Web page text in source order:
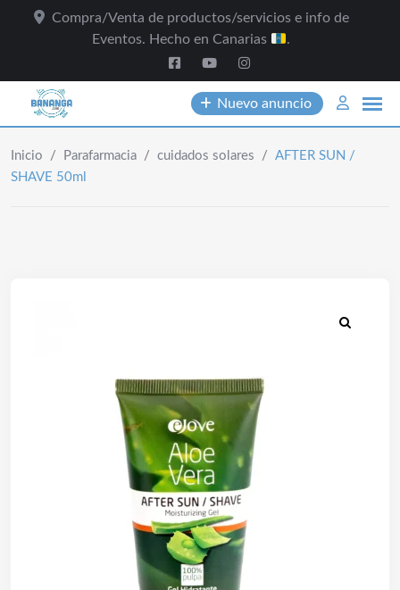
Compra/Venta de productos/servicios e info de
Eventos. Hecho en Canarias
.
Nuevo anuncio
Inicio / Parafarmacia / cuidados solares / AFTER SUN /
SHAVE 50ml